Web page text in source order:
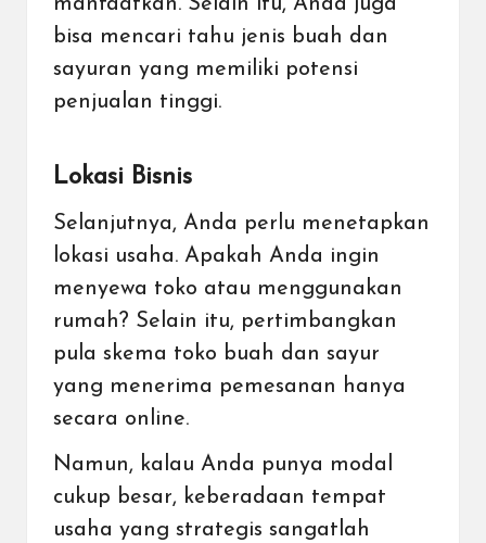
bisa mencari tahu jenis buah dan
sayuran yang memiliki potensi
penjualan tinggi.
Lokasi Bisnis
Selanjutnya, Anda perlu menetapkan
lokasi usaha. Apakah Anda ingin
menyewa toko atau menggunakan
rumah? Selain itu, pertimbangkan
pula skema toko buah dan sayur
yang menerima pemesanan hanya
secara online.
Namun, kalau Anda punya modal
cukup besar, keberadaan tempat
usaha yang strategis sangatlah